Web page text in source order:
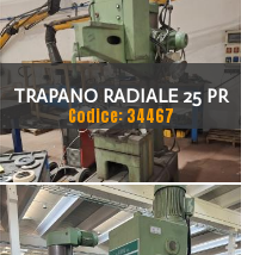
TRAPANO RADIALE 25 PR
MECOF
Codice: 34467